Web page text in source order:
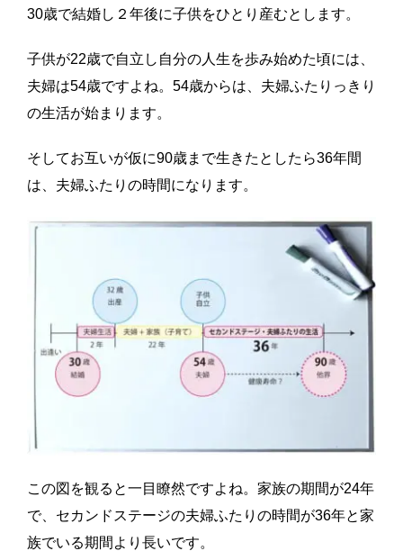
30歳で結婚し２年後に子供をひとり産むとします。
子供が22歳で自立し自分の人生を歩み始めた頃には、
夫婦は54歳ですよね。54歳からは、夫婦ふたりっきり
の生活が始まります。
そしてお互いが仮に90歳まで生きたとしたら36年間
は、夫婦ふたりの時間になります。
この図を観ると一目瞭然ですよね。家族の期間が24年
で、セカンドステージの夫婦ふたりの時間が36年と家
族でいる期間より長いです。